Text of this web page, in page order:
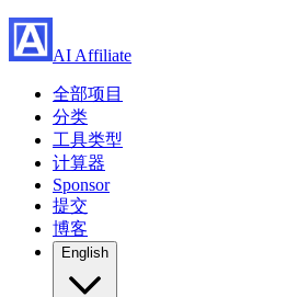
AI Affiliate
全部项目
分类
工具类型
计算器
Sponsor
提交
博客
English